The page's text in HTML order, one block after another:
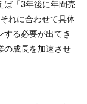
ば「3年後に年間売
れに合わせて具体
する必要が出てき
の成長を加速させ